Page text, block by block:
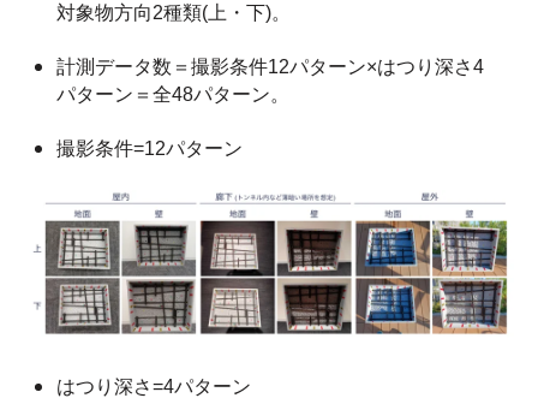
対象物方向2種類(上・下)。
計測データ数＝撮影条件12パターン×はつり深さ4
パターン＝全48パターン。
撮影条件=12パターン
はつり深さ=4パターン